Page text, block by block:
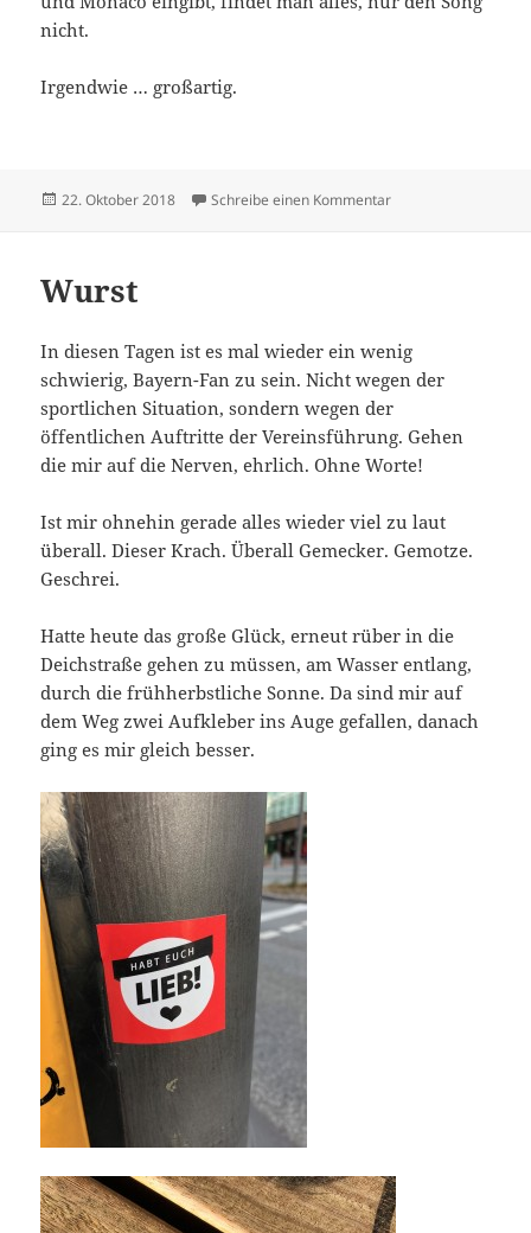
nicht.
Irgendwie … großartig.
Veröffentlicht
22. Oktober 2018 Schreibe einen Kommentarzu Jagd auf den
Wurst
In diesen Tagen ist es mal wieder ein wenig
schwierig, Bayern-Fan zu sein. Nicht wegen der
sportlichen Situation, sondern wegen der
öffentlichen Auftritte der Vereinsführung. Gehen
die mir auf die Nerven, ehrlich. Ohne Worte!
Ist mir ohnehin gerade alles wieder viel zu laut
überall. Dieser Krach. Überall Gemecker. Gemotze.
Geschrei.
Hatte heute das große Glück, erneut rüber in die
Deichstraße gehen zu müssen, am Wasser entlang,
durch die frühherbstliche Sonne. Da sind mir auf
dem Weg zwei Aufkleber ins Auge gefallen, danach
ging es mir gleich besser.